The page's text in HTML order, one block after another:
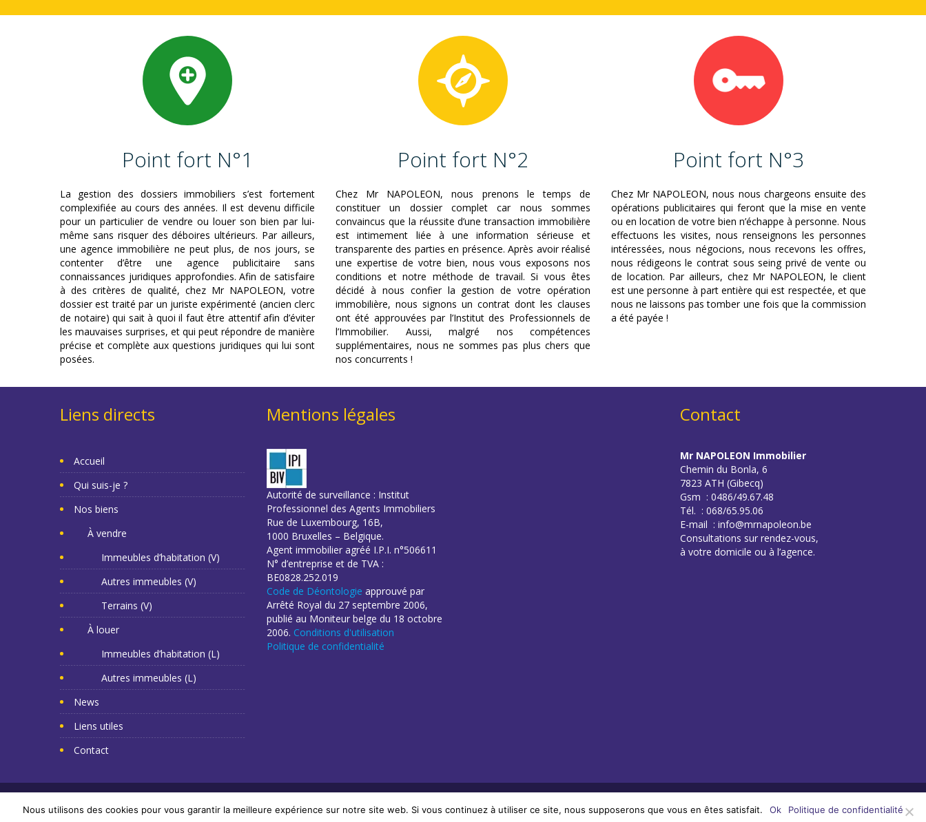
Point fort N°1
La gestion des dossiers immobiliers s’est fortement
complexifiée au cours des années. Il est devenu difficile
pour un particulier de vendre ou louer son bien par lui-
même sans risquer des déboires ultérieurs. Par ailleurs,
une agence immobilière ne peut plus, de nos jours, se
contenter d’être une agence publicitaire sans
connaissances juridiques approfondies. Afin de satisfaire
à des critères de qualité, chez Mr NAPOLEON, votre
dossier est traité par un juriste expérimenté (ancien clerc
de notaire) qui sait à quoi il faut être attentif afin d’éviter
les mauvaises surprises, et qui peut répondre de manière
précise et complète aux questions juridiques qui lui sont
posées.
Point fort N°2
Chez Mr NAPOLEON, nous prenons le temps de
constituer un dossier complet car nous sommes
convaincus que la réussite d’une transaction immobilière
est intimement liée à une information sérieuse et
transparente des parties en présence. Après avoir réalisé
une expertise de votre bien, nous vous exposons nos
conditions et notre méthode de travail. Si vous êtes
décidé à nous confier la gestion de votre opération
immobilière, nous signons un contrat dont les clauses
ont été approuvées par l’Institut des Professionnels de
l’Immobilier. Aussi, malgré nos compétences
supplémentaires, nous ne sommes pas plus chers que
nos concurrents !
Point fort N°3
Chez Mr NAPOLEON, nous nous chargeons ensuite des
opérations publicitaires qui feront que la mise en vente
ou en location de votre bien n’échappe à personne. Nous
effectuons les visites, nous renseignons les personnes
intéressées, nous négocions, nous recevons les offres,
nous rédigeons le contrat sous seing privé de vente ou
de location. Par ailleurs, chez Mr NAPOLEON, le client
est une personne à part entière qui est respectée, et que
nous ne laissons pas tomber une fois que la commission
a été payée !
Liens directs
Accueil
Qui suis-je ?
Nos biens
À vendre
Immeubles d’habitation (V)
Autres immeubles (V)
Terrains (V)
À louer
Immeubles d’habitation (L)
Autres immeubles (L)
News
Liens utiles
Contact
Mentions légales
Autorité de surveillance : Institut
Professionnel des Agents Immobiliers
Rue de Luxembourg, 16B,
1000 Bruxelles – Belgique.
Agent immobilier agréé I.P.I. n°506611
N° d’entreprise et de TVA :
BE0828.252.019
Code de Déontologie approuvé par
Arrêté Royal du 27 septembre 2006,
publié au Moniteur belge du 18 octobre
2006. Conditions d'utilisation
Politique de confidentialité
Contact
Mr NAPOLEON Immobilier
Chemin du Bonla, 6
7823 ATH (Gibecq)
Gsm : 0486/49.67.48
Tél. : 068/65.95.06
E-mail : info@mrnapoleon.be
Consultations sur rendez-vous,
à votre domicile ou à l’agence.
Copyright Mr Napoléon 2014. Tous droits réservés. -Création de sites Internet | ProduWeb
Nous utilisons des cookies pour vous garantir la meilleure expérience sur notre site web. Si vous continuez à utiliser ce site, nous supposerons que vous en êtes satisfait. Ok Politique de confidentialité